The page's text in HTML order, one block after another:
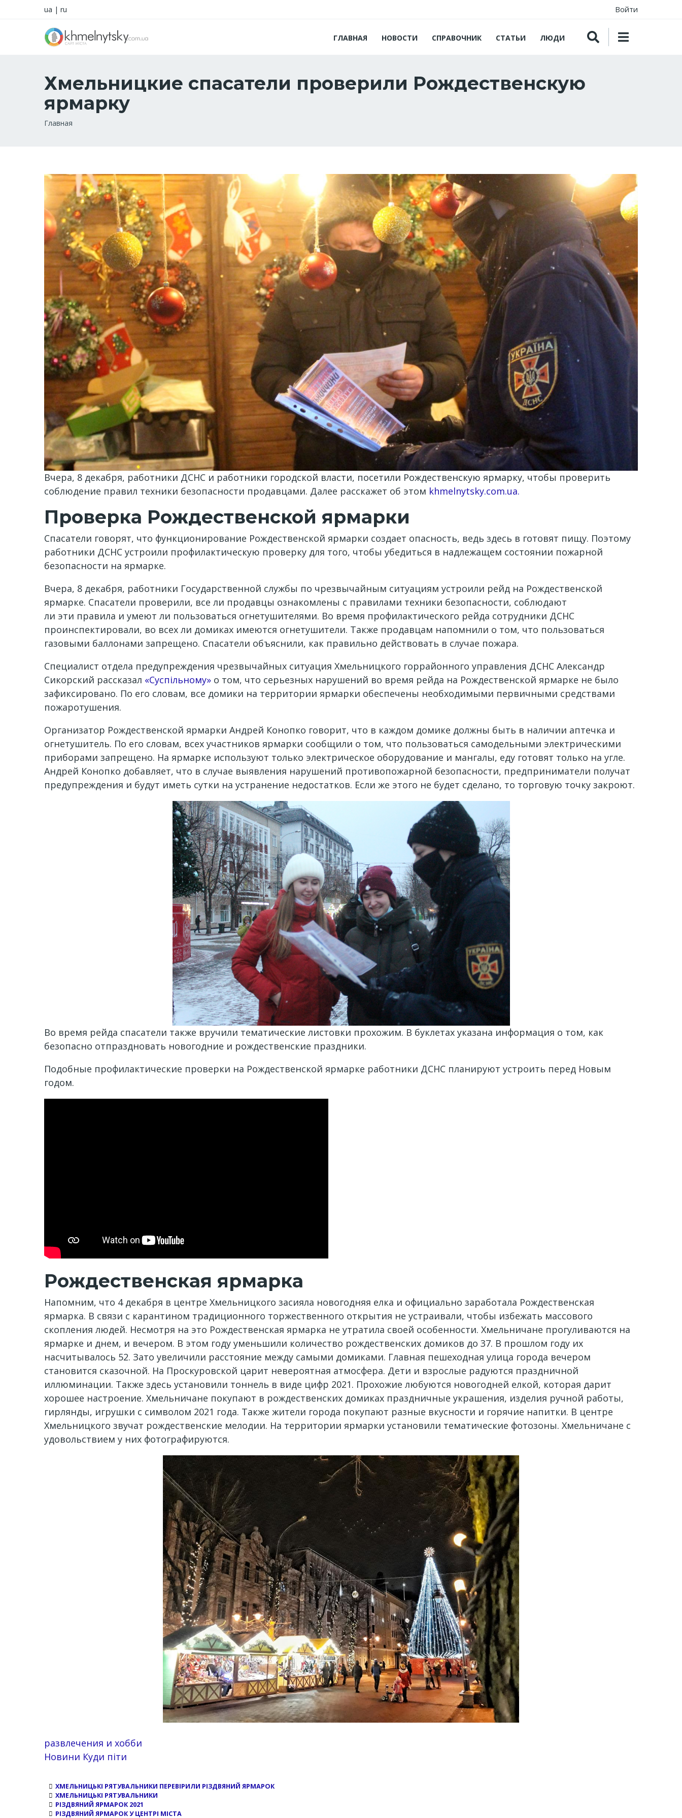
ua | ru Войти
ГЛАВНАЯ НОВОСТИ СПРАВОЧНИК СТАТЬИ ЛЮДИ
Хмельницкие спасатели проверили Рождественскую
ярмарку
Строка
Главная
Вчера, 8 декабря, работники ДСНС и работники городской власти, посетили Рождественскую ярмарку, чтобы проверить
соблюдение правил техники безопасности продавцами. Далее расскажет об этом khmelnytsky.com.ua.
Проверка Рождественской ярмарки
Спасатели говорят, что функционирование Рождественской ярмарки создает опасность, ведь здесь в готовят пищу. Поэтому
работники ДСНС устроили профилактическую проверку для того, чтобы убедиться в надлежащем состоянии пожарной
безопасности на ярмарке.
Вчера, 8 декабря, работники Государственной службы по чрезвычайным ситуациям устроили рейд на Рождественской
ярмарке. Спасатели проверили, все ли продавцы ознакомлены с правилами техники безопасности, соблюдают
ли эти правила и умеют ли пользоваться огнетушителями. Во время профилактического рейда сотрудники ДСНС
проинспектировали, во всех ли домиках имеются огнетушители. Также продавцам напомнили о том, что пользоваться
газовыми баллонами запрещено. Спасатели объяснили, как правильно действовать в случае пожара.
Специалист отдела предупреждения чрезвычайных ситуация Хмельницкого горрайонного управления ДСНС Александр
Сикорский рассказал «Суспільному» о том, что серьезных нарушений во время рейда на Рождественской ярмарке не было
зафиксировано. По его словам, все домики на территории ярмарки обеспечены необходимыми первичными средствами
пожаротушения.
Организатор Рождественской ярмарки Андрей Конопко говорит, что в каждом домике должны быть в наличии аптечка и
огнетушитель. По его словам, всех участников ярмарки сообщили о том, что пользоваться самодельными электрическими
приборами запрещено. На ярмарке используют только электрическое оборудование и мангалы, еду готовят только на угле.
Андрей Конопко добавляет, что в случае выявления нарушений противопожарной безопасности, предприниматели получат
предупреждения и будут иметь сутки на устранение недостатков. Если же этого не будет сделано, то торговую точку закроют.
Во время рейда спасатели также вручили тематические листовки прохожим. В буклетах указана информация о том, как
безопасно отпраздновать новогодние и рождественские праздники.
Подобные профилактические проверки на Рождественской ярмарке работники ДСНС планируют устроить перед Новым
годом.
Рождественская ярмарка
Напомним, что 4 декабря в центре Хмельницкого засияла новогодняя елка и официально заработала Рождественская
ярмарка. В связи с карантином традиционного торжественного открытия не устраивали, чтобы избежать массового
скопления людей. Несмотря на это Рождественская ярмарка не утратила своей особенности. Хмельничане прогуливаются на
ярмарке и днем, и вечером. В этом году уменьшили количество рождественских домиков до 37. В прошлом году их
насчитывалось 52. Зато увеличили расстояние между самыми домиками. Главная пешеходная улица города вечером
становится сказочной. На Проскуровской царит невероятная атмосфера. Дети и взрослые радуются праздничной
иллюминации. Также здесь установили тоннель в виде цифр 2021. Прохожие любуются новогодней елкой, которая дарит
хорошее настроение. Хмельничане покупают в рождественских домиках праздничные украшения, изделия ручной работы,
гирлянды, игрушки с символом 2021 года. Также жители города покупают разные вкусности и горячие напитки. В центре
Хмельницкого звучат рождественские мелодии. На территории ярмарки установили тематические фотозоны. Хмельничане с
удовольствием у них фотографируются.
развлечения и хобби
Новини Куди піти
ХМЕЛЬНИЦЬКІ РЯТУВАЛЬНИКИ ПЕРЕВІРИЛИ РІЗДВЯНИЙ ЯРМАРОК
ХМЕЛЬНИЦЬКІ РЯТУВАЛЬНИКИ
РІЗДВЯНИЙ ЯРМАРОК 2021
РІЗДВЯНИЙ ЯРМАРОК У ЦЕНТРІ МІСТА